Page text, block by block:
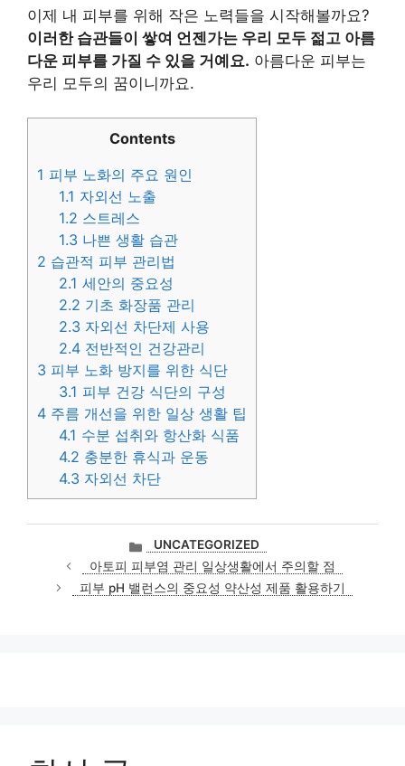
이제 내 피부를 위해 작은 노력들을 시작해볼까요?
이러한 습관들이 쌓여 언젠가는 우리 모두 젊고 아름
다운 피부를 가질 수 있을 거예요. 아름다운 피부는
우리 모두의 꿈이니까요.
Contents
1 피부 노화의 주요 원인
1.1 자외선 노출
1.2 스트레스
1.3 나쁜 생활 습관
2 습관적 피부 관리법
2.1 세안의 중요성
2.2 기초 화장품 관리
2.3 자외선 차단제 사용
2.4 전반적인 건강관리
3 피부 노화 방지를 위한 식단
3.1 피부 건강 식단의 구성
4 주름 개선을 위한 일상 생활 팁
4.1 수분 섭취와 항산화 식품
4.2 충분한 휴식과 운동
4.3 자외선 차단
카
테
고
리
UNCATEGORIZED
아토피 피부염 관리 일상생활에서 주의할 점
피부 pH 밸런스의 중요성 약산성 제품 활용하기